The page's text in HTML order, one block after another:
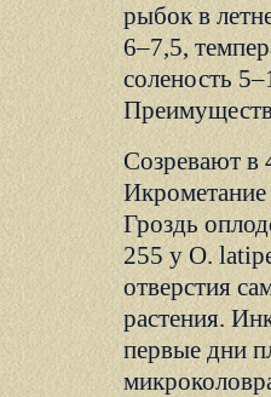
рыбок в
6–7,5,
соленость
Созревают в
Икрометание
Гроздь
255 у О.
отверстия
растения.
первые дни